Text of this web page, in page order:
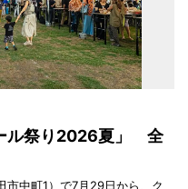
ル祭り2026夏」 全
市中町1）で7月29日から、ク